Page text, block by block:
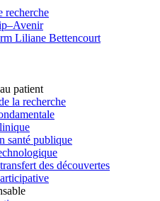
recherche
Liliane Bettencourt
patient
la recherche
santé publique
des découvertes